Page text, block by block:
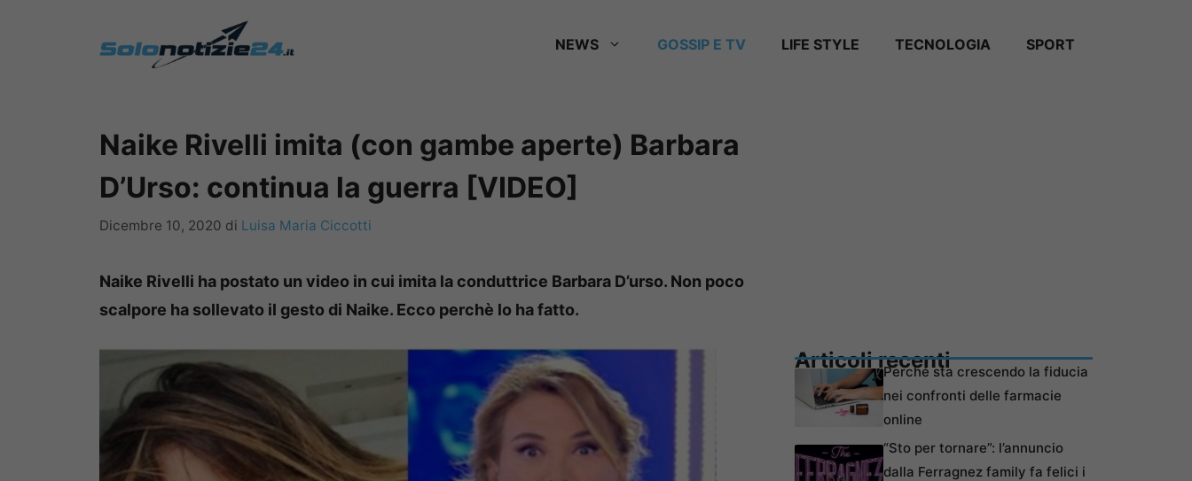
NEWS GOSSIP E TV LIFE STYLE TECNOLOGIA SPORT
Naike Rivelli imita (con gambe aperte) Barbara
D’Urso: continua la guerra [VIDEO]
Dicembre 10, 2020 di Luisa Maria Ciccotti
Naike Rivelli ha postato un video in cui imita la conduttrice Barbara D’urso. Non poco
scalpore ha sollevato il gesto di Naike. Ecco perchè lo ha fatto.
Articoli recentiPerché sta crescendo la fiducia
nei confronti delle farmacie
online
“Sto per tornare”: l’annuncio
dalla Ferragnez family fa felici i